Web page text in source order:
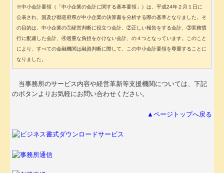
補助金・助成金・融資情報
TKCのFinTechサービス
お問い合わせ
※中小会計要領（「中小企業の会計に関する基本要領」）は、平成24年２月１日に
公表され、国及び都道府県が中小企業の決算書を分析する際の基準となりました。そ
の目的は、中小企業の①経営判断に役立つ会計、②正しい報告をする会計、③実務慣
行に配慮した会計、④過重な負担をかけない会計、の４つとなっています。このこと
により、すべての金融機関は融資判断に際して、この中小会計要領を尊重することに
なりました。
当事務所のサービス内容や経営革新等支援機関については、下記
のボタンよりお気軽にお問い合わせください。
▲ページトップへ戻る